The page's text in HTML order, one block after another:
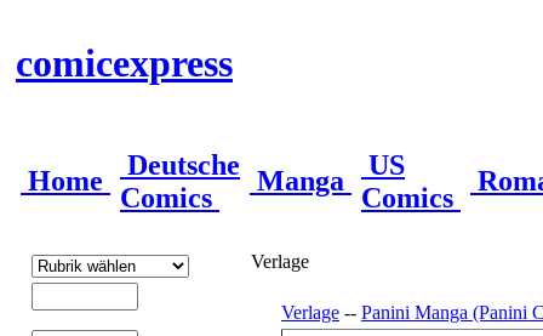
comicexpress
Home
Deutsche
Comics
Manga
US
Comics
Verlage
Verlage -- Panini Manga (Panini